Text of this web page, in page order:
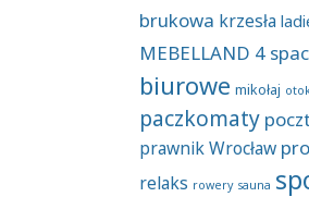
brukowa krzesła
MEBELLAND 4
biurowe mikołaj
paczkomaty
prawnik Wrocław
relaks rowery sauna